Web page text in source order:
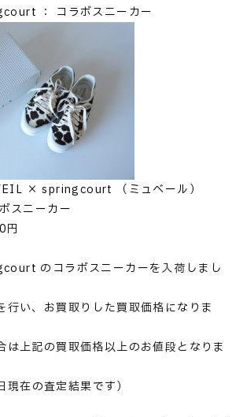
： コラボスニーカー
× springcourt （ミュベール）
スニーカー
円
のコラボスニーカーを入荷しまし
行い、お買取りした買取価格になりま
は上記の買取価格以上のお値段となりま
在の査定結果です）